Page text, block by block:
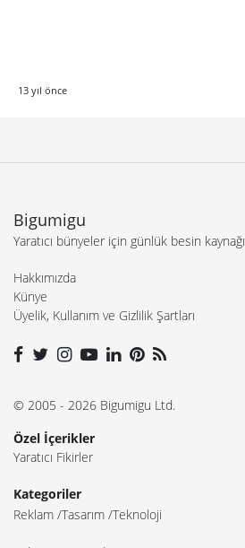
13 yıl önce
Bigumigu
Yaratıcı bünyeler için günlük besin kaynağı
Hakkımızda
Künye
Üyelik, Kullanım ve Gizlilik Şartları
© 2005 - 2026 Bigumigu Ltd.
Özel İçerikler
Yaratıcı Fikirler
Kategoriler
Reklam Tasarım Teknoloji